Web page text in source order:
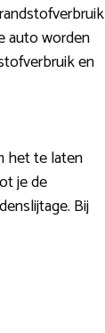
auto worden
en
het te laten
je de
Bij